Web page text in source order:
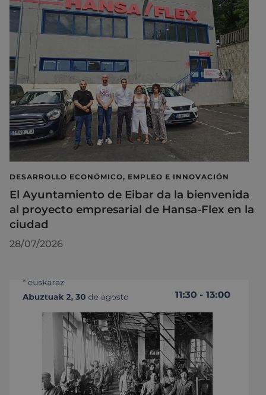
DESARROLLO ECONÓMICO, EMPLEO E INNOVACIÓN
El Ayuntamiento de Eibar da la bienvenida
al proyecto empresarial de Hansa-Flex en la
ciudad
28/07/2026